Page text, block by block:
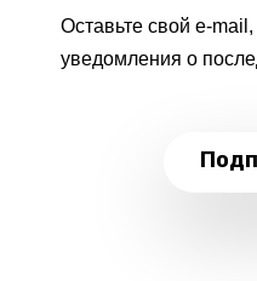
Оставьте свой e-
уведомления о